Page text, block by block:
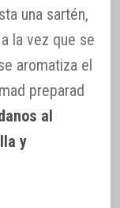
una sartén,
la vez que se
aromatiza el
preparad
al
y